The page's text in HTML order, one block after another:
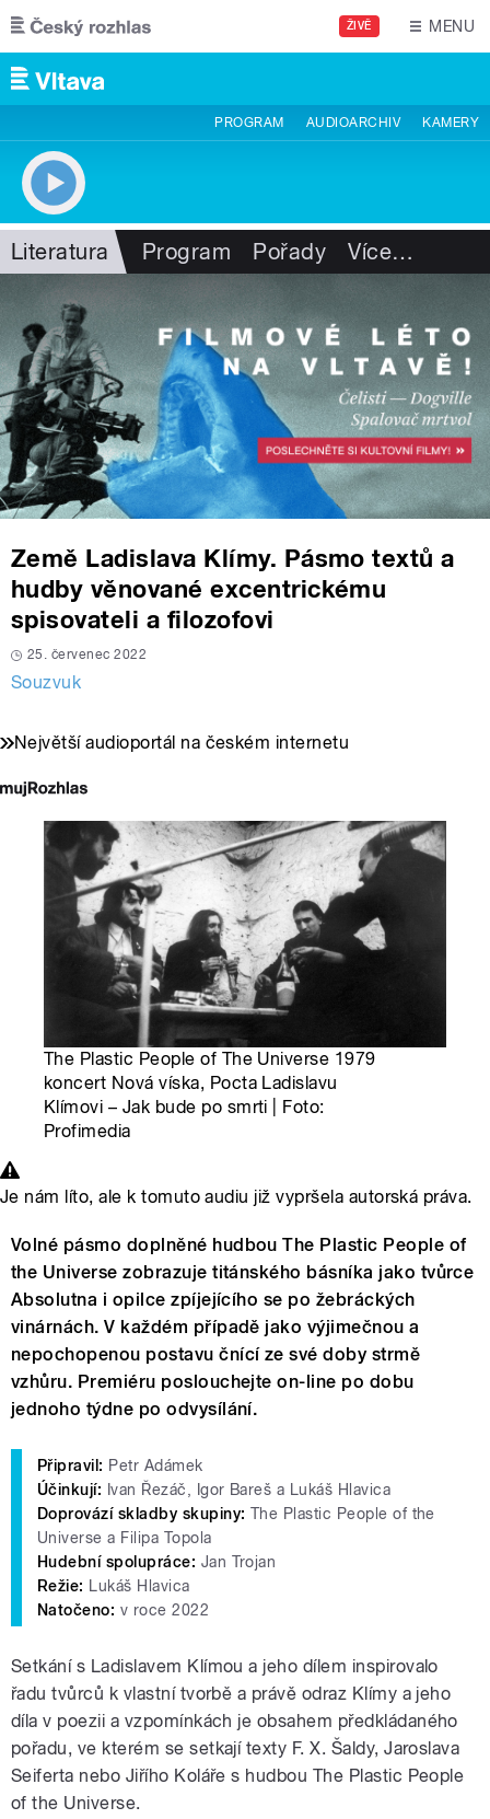
Přejít k hlavnímu obsahu
ŽIVĚ MENU
PROGRAM AUDIOARCHIV KAMERY
Literatura Program Pořady Více…
Země Ladislava Klímy. Pásmo textů a
hudby věnované excentrickému
spisovateli a filozofovi
25. červenec 2022
Souzvuk
Největší audioportál na českém internetu
The Plastic People of The Universe 1979
koncert Nová víska, Pocta Ladislavu
Klímovi – Jak bude po smrti | Foto:
Profimedia
Je nám líto, ale k tomuto audiu již vypršela autorská práva.
Volné pásmo doplněné hudbou The Plastic People of
the Universe zobrazuje titánského básníka jako tvůrce
Absolutna i opilce zpíjejícího se po žebráckých
vinárnách. V každém případě jako výjimečnou a
nepochopenou postavu čnící ze své doby strmě
vzhůru. Premiéru poslouchejte on-line po dobu
jednoho týdne po odvysílání.
Připravil: Petr Adámek
Účinkují: Ivan Řezáč, Igor Bareš a Lukáš Hlavica
Doprovází skladby skupiny: The Plastic People of the
Universe a Filipa Topola
Hudební spolupráce: Jan Trojan
Režie: Lukáš Hlavica
Natočeno: v roce 2022
Setkání s Ladislavem Klímou a jeho dílem inspirovalo
řadu tvůrců k vlastní tvorbě a právě odraz Klímy a jeho
díla v poezii a vzpomínkách je obsahem předkládaného
pořadu, ve kterém se setkají texty F. X. Šaldy, Jaroslava
Seiferta nebo Jiřího Koláře s hudbou The Plastic People
of the Universe.